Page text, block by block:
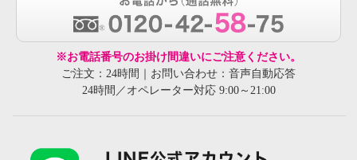
※お電話番号のお掛け間違いにご注意ください。
ご注文：24時間｜お問い合わせ：音声自動応答
24時間／オペレーター対応 9:00～21:00